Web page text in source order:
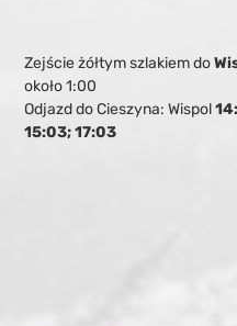
Zejście żółtym szlakiem do
około 1:00
Odjazd do Cieszyna: Wispol
15:03; 17:03